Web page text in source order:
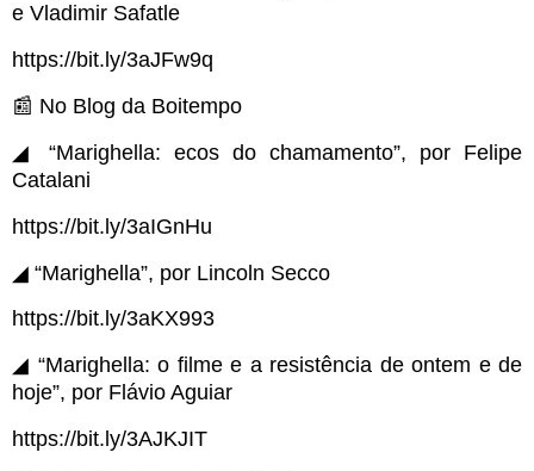
e Vladimir Safatle
https://bit.ly/3aJFw9q
📰 No Blog da Boitempo
◢ “Marighella: ecos do chamamento”, por Felipe
Catalani
https://bit.ly/3aIGnHu
◢ “Marighella”, por Lincoln Secco
https://bit.ly/3aKX993
◢ “Marighella: o filme e a resistência de ontem e de
hoje”, por Flávio Aguiar
https://bit.ly/3AJKJIT